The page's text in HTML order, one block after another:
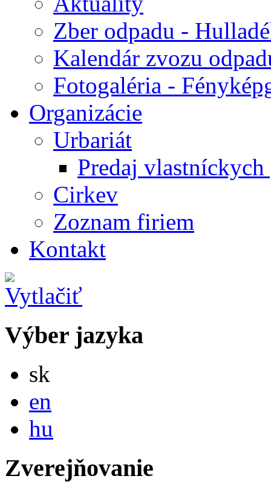
Zber odpadu -
Kalendár zvozu
Fotogaléria -
Organizácie
Urbariát
Predaj
Cirkev
Zoznam firiem
Kontakt
Výber jazyka
sk
en
hu
Zverejňovanie